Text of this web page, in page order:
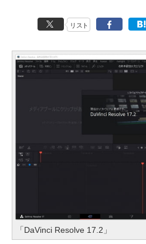
リスト
「DaVinci Resolve 17.2」